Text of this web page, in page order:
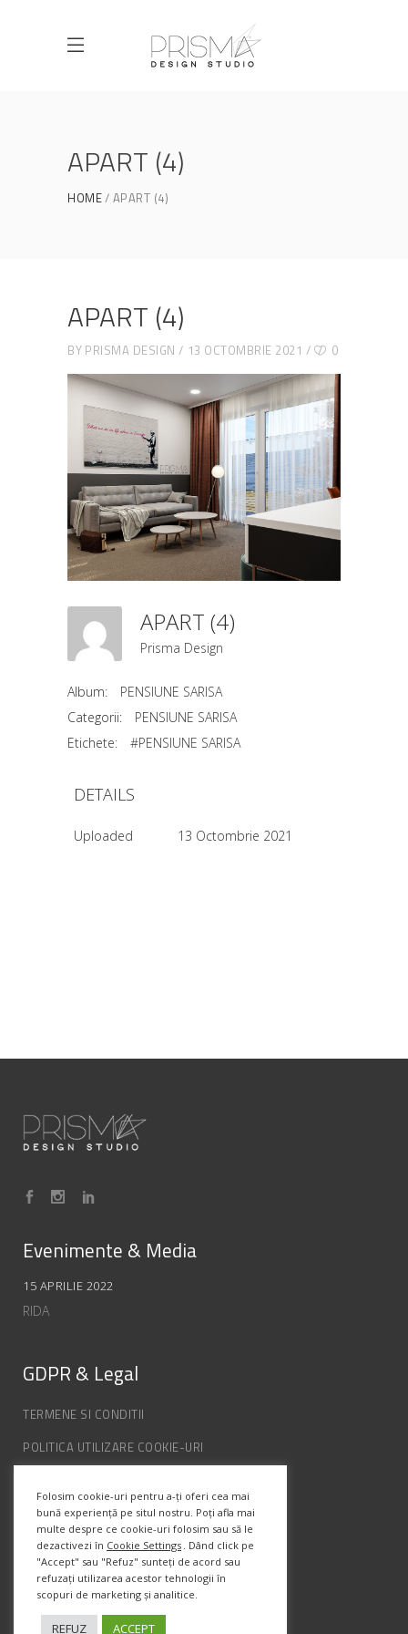
APART (4)
HOME APART (4)
APART (4)
BY PRISMA DESIGN 13 OCTOMBRIE 2021 0
APART (4)
Prisma Design
Album:
PENSIUNE SARISA
Categorii:
PENSIUNE SARISA
Etichete:
#PENSIUNE SARISA
DETAILS
Uploaded 13 Octombrie 2021
Evenimente & Media
15 APRILIE 2022
RIDA
GDPR & Legal
TERMENE SI CONDITII
POLITICA UTILIZARE COOKIE-URI
ANPC
Info Contact
Str. Semenic, Nr.1, Ap.5, Timisoara.
Telefon:(+4) 0747 066 701
Folosim cookie-uri pentru a-ți oferi cea mai
bună experiență pe situl nostru. Poți afla mai
multe despre ce cookie-uri folosim sau să le
dezactivezi în Cookie Settings . Dând click pe
"Accept" sau "Refuz" sunteți de acord sau
refuzați utilizarea acestor tehnologii în
scopuri de marketing și analitice.
REFUZ ACCEPT